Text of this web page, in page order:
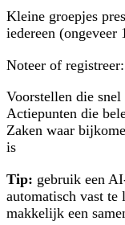
Kleine groepjes
iedereen (ongeveer
Noteer of registreer:
Voorstellen die
Actiepunten die
Zaken waar
is
Tip: gebruik een
automatisch vast te
makkelijk een